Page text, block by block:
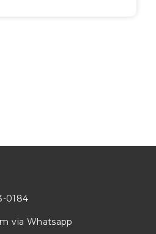
0184
via Whatsapp